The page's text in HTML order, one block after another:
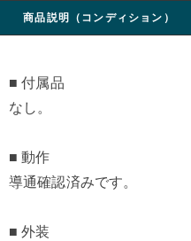
商品説明（コンディション）
■ 付属品
なし。
■ 動作
導通確認済みです。
■ 外装